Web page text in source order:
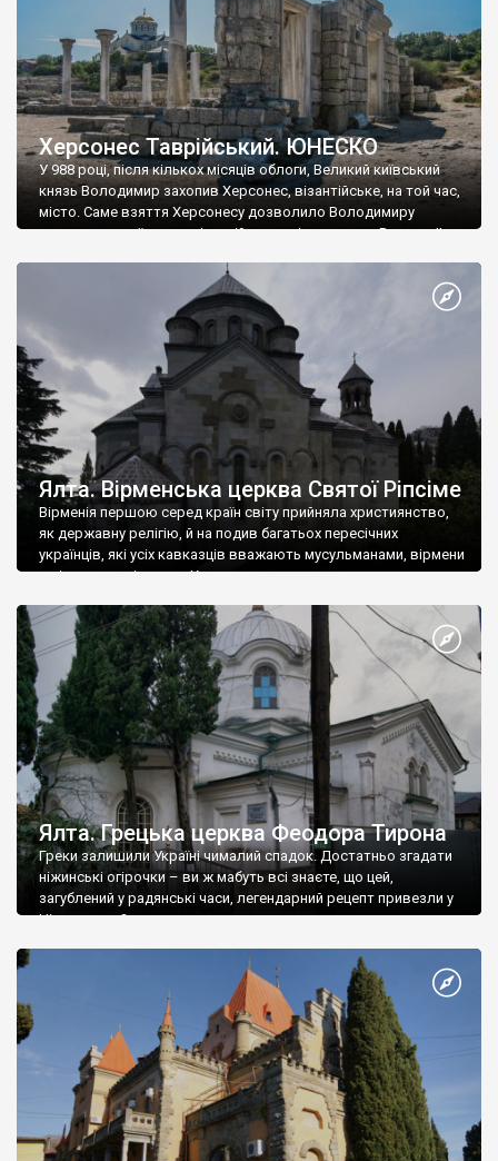
Херсонес Таврійський. ЮНЕСКО
У 988 році, після кількох місяців облоги, Великий київський
князь Володимир захопив Херсонес, візантійське, на той час,
місто. Саме взяття Херсонесу дозволило Володимиру
диктувати свої умови візантійському імператору Василю ІІ, та
Херсонесі Володимир-язичник, став Василем-християнином.
А потім було Хрещення Русі. На честь Херсонесу Таврійського
Ялта. Вірменська церква Святої Ріпсіме
Вірменія першою серед країн світу прийняла християнство,
як державну релігію, й на подив багатьох пересічних
українців, які усіх кавказців вважають мусульманами, вірмени
є відданими вірянами Христа
Ялта. Грецька церква Феодора Тирона
Греки залишили Україні чималий спадок. Достатньо згадати
ніжинські огірочки – ви ж мабуть всі знаєте, що цей,
загублений у радянські часи, легендарний рецепт привезли у
Ніжин греки?